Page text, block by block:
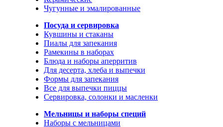
Чугунные и эмалированные
Посуда и сервировка
Кувшины и стаканы
Пиалы для запекания
Рамекины в наборах
Блюда и наборы аперритив
Для десерта, хлеба и выпечки
Формы для запекания
Все для выпечки пиццы
Сервировка, солонки и масленки
Мельницы и наборы специй
Наборы с мельницами